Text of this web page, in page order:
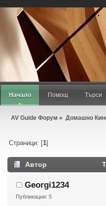
Добре дошъл/дошла, Гост. Моля,
регистрирай
Август 08, 2026, 21:42:16 pm
Начало Помощ Търси
AV Guide Форум » Домашно
Страници: [1]
Автор
Georgi1234
Публикации: 5